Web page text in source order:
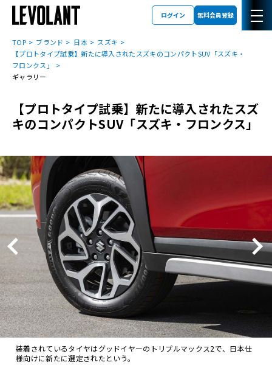
ログイン 無料会員登録
TOP ブランド 日本
スズキ
【プロトタイプ試乗】新たに導入されたスズキのコンパクトSUV「スズキ・
フロンクス」
ギャラリー
【プロトタイプ試乗】新たに導入されたスズ
キのコンパクトSUV「スズキ・フロンクス」
装着されているタイヤはグッドイヤーのトリプルマックス2で、日本仕
様向けに新たに選定されたという。